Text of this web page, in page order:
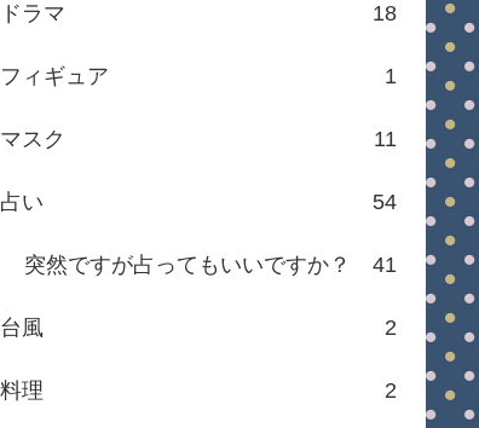
ドラマ 18
フィギュア 1
マスク 11
占い 54
突然ですが占ってもいいですか？ 41
台風 2
料理 2